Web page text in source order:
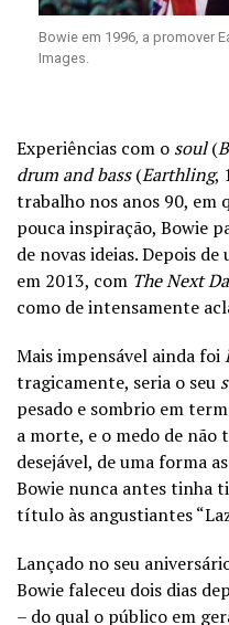
Bowie em 1996, a promover
Images.
Experiências com o soul(
drum and bass(Earthling,
trabalho nos anos 90, em
pouca inspiração, Bowie
de novas ideias. Depois
em 2013, com The Next
como de intensamente
Mais impensável ainda foi
tragicamente, seria o seu
pesado e sombrio em
a morte, e o medo de
desejável, de uma forma
Bowie nunca antes tinha
título às angustiantes
Lançado no seu
Bowie faleceu dois dias
– do qual o público em